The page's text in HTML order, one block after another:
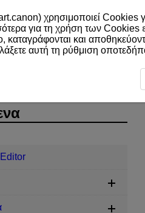
Αναφορά
χρησιμοποιεί Cookies
για τη χρήση των Cookies
καταγράφονται και
αυτή τη ρύθμιση